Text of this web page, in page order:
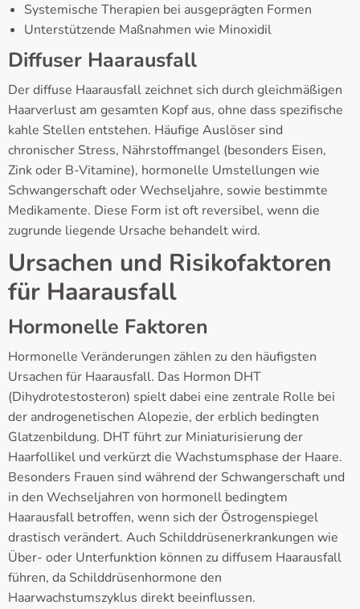
Systemische Therapien bei ausgeprägten Formen
Unterstützende Maßnahmen wie Minoxidil
Diffuser Haarausfall
Der diffuse Haarausfall zeichnet sich durch gleichmäßigen
Haarverlust am gesamten Kopf aus, ohne dass spezifische
kahle Stellen entstehen. Häufige Auslöser sind
chronischer Stress, Nährstoffmangel (besonders Eisen,
Zink oder B-Vitamine), hormonelle Umstellungen wie
Schwangerschaft oder Wechseljahre, sowie bestimmte
Medikamente. Diese Form ist oft reversibel, wenn die
zugrunde liegende Ursache behandelt wird.
Ursachen und Risikofaktoren
für Haarausfall
Hormonelle Faktoren
Hormonelle Veränderungen zählen zu den häufigsten
Ursachen für Haarausfall. Das Hormon DHT
(Dihydrotestosteron) spielt dabei eine zentrale Rolle bei
der androgenetischen Alopezie, der erblich bedingten
Glatzenbildung. DHT führt zur Miniaturisierung der
Haarfollikel und verkürzt die Wachstumsphase der Haare.
Besonders Frauen sind während der Schwangerschaft und
in den Wechseljahren von hormonell bedingtem
Haarausfall betroffen, wenn sich der Östrogenspiegel
drastisch verändert. Auch Schilddrüsenerkrankungen wie
Über- oder Unterfunktion können zu diffusem Haarausfall
führen, da Schilddrüsenhormone den
Haarwachstumszyklus direkt beeinflussen.